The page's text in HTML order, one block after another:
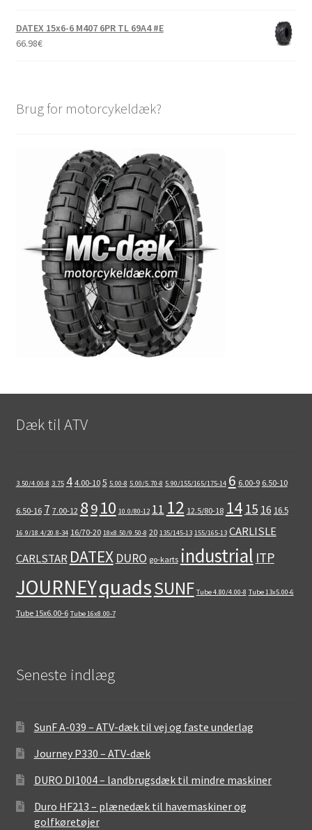
DATEX 15x6-6 M407 6PR TL 69A4 #E
66.98€
Brug for motorcykeldæk?
Dæk til ATV
3.50/4.00-8 3.75 4 4.00-10 5 5.00-8 5.00/5.70-8 5.90/155/165/175-14 6 6.00-9 6.50-10
6.50-16 7 7.00-12 89 10 10.0/80-12 11 12 12.5/80-18 14 15 16 16.5
16.9/18.4/20.8-34 16/70-20 18x8.50/9.50-8 20 135/145-13 155/165-13 CARLISLE
CARLSTAR DATEX DURO go-karts industrial ITP
JOURNEYquadsSUNF Tube 4.80/4.00-8 Tube 13x5.00-6
Tube 15x6.00-6 Tube 16x8.00-7
Seneste indlæg
SunF A-039 – ATV-dæk til vej og faste underlag
Journey P330 – ATV-dæk
DURO DI1004 – landbrugsdæk til mindre maskiner
Duro HF213 – plænedæk til havemaskiner og
golfkøretøjer